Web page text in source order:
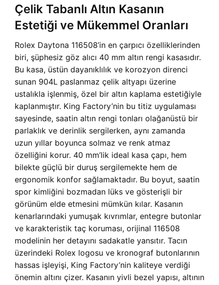
Çelik Tabanlı Altın Kasanın
Estetiği ve Mükemmel Oranları
Rolex Daytona 116508’in en çarpıcı özelliklerinden
biri, şüphesiz göz alıcı 40 mm altın rengi kasasıdır.
Bu kasa, üstün dayanıklılık ve korozyon direnci
sunan 904L paslanmaz çelik altyapı üzerine
ustalıkla işlenmiş, özel bir altın kaplama estetiğiyle
kaplanmıştır. King Factory’nin bu titiz uygulaması
sayesinde, saatin altın rengi tonları olağanüstü bir
parlaklık ve derinlik sergilerken, aynı zamanda
uzun yıllar boyunca solmaz ve renk atmaz
özelliğini korur. 40 mm’lik ideal kasa çapı, hem
bilekte güçlü bir duruş sergilemekte hem de
ergonomik konfor sağlamaktadır. Bu boyut, saatin
spor kimliğini bozmadan lüks ve gösterişli bir
görünüm elde etmesini mümkün kılar. Kasanın
kenarlarındaki yumuşak kıvrımlar, entegre butonlar
ve karakteristik taç koruması, orijinal 116508
modelinin her detayını sadakatle yansıtır. Tacın
üzerindeki Rolex logosu ve kronograf butonlarının
hassas işleyişi, King Factory’nin kaliteye verdiği
önemin altını çizer. Kasanın yivli bezel yapısı, altının